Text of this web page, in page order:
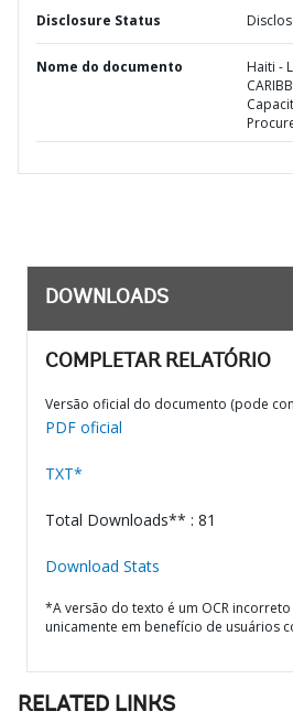
Disclosure Status
Nome do documento
Haiti -
DOWNLOADS
COMPLETAR RELATÓRIO
Versão oficial do documento (pode
PDF oficial
TXT*
Total Downloads** : 81
Download Stats
*A versão do texto é um OCR
unicamente em benefício de usuários
RELATED LINKS